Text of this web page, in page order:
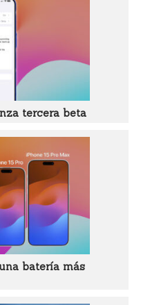
tercera beta
batería más